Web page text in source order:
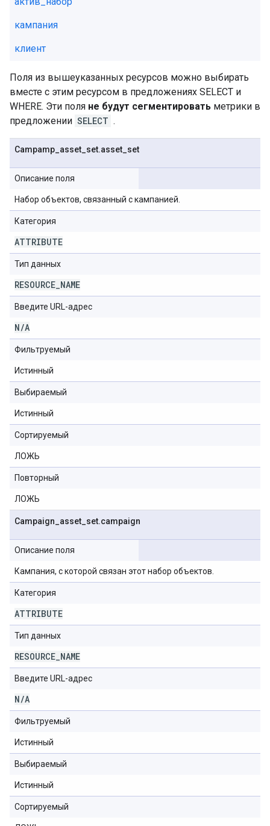
кампания
клиент
Поля из вышеуказанных ресурсов можно выбирать
вместе с этим ресурсом в предложениях SELECT и
WHERE. Эти поля не будут сегментировать метрики в
предложении SELECT .
Campamp asset set.asset set
Описание поля
Набор объектов, связанный с кампанией.
Категория
ATTRIBUTE
Тип данных
RESOURCE NAME
Введите URL-адрес
N/A
Фильтруемый
Истинный
Выбираемый
Истинный
Сортируемый
ЛОЖЬ
Повторный
ЛОЖЬ
Campaign asset set.campaign
Описание поля
Кампания, с которой связан этот набор объектов.
Категория
ATTRIBUTE
Тип данных
RESOURCE NAME
Введите URL-адрес
N/A
Фильтруемый
Истинный
Выбираемый
Истинный
Сортируемый